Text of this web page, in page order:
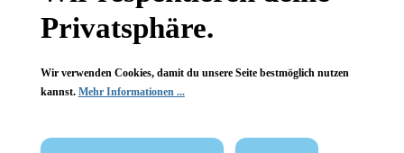
* Alle Preise inkl. gesetzl. Mehrwertsteuer zzgl.
Privatsphäre.
Wir verwenden Cookies, damit du unsere Seite bestmöglich nutzen
kannst. Mehr Informationen ...